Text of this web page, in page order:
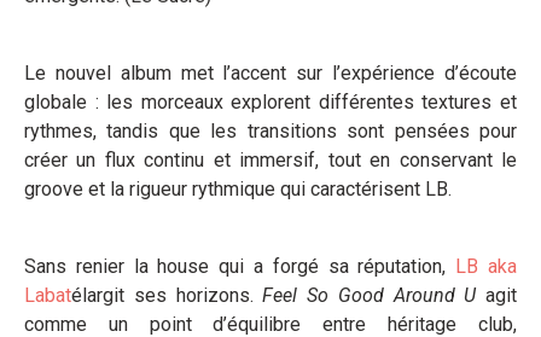
Le nouvel album met l’accent sur l’expérience d’écoute
globale : les morceaux explorent différentes textures et
rythmes, tandis que les transitions sont pensées pour
créer un flux continu et immersif, tout en conservant le
groove et la rigueur rythmique qui caractérisent LB.
Sans renier la house qui a forgé sa réputation, LB aka
Labatélargit ses horizons.Feel So Good Around Uagit
comme un point d’équilibre entre héritage club,